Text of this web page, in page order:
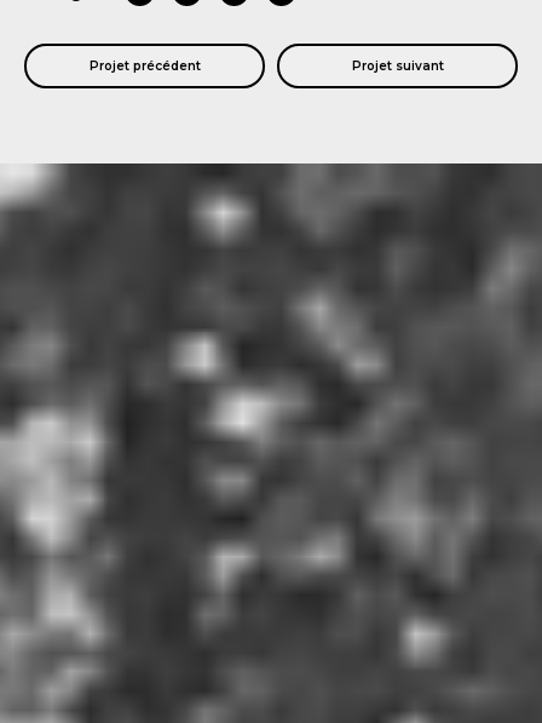
Projet précédent Projet suivant